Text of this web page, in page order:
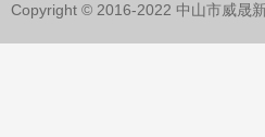
Copyright © 2016-2022 中山市威晟